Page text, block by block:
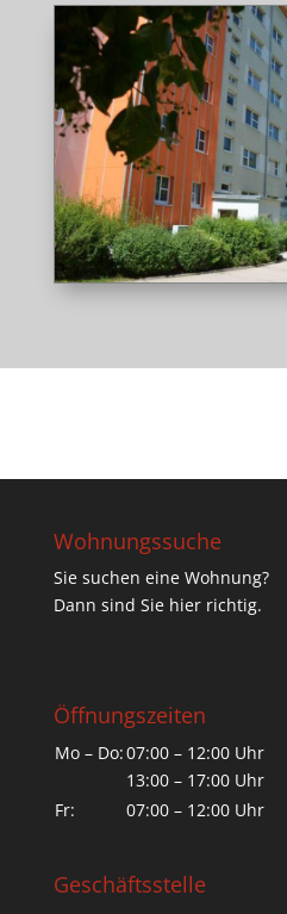
Wohnungssuche
Sie suchen eine Wohnung?
Dann sind Sie hier richtig.
Öffnungszeiten
Mo – Do:07:00 – 12:00 Uhr
13:00 – 17:00 Uhr
Fr:
07:00 – 12:00 Uhr
Geschäftsstelle